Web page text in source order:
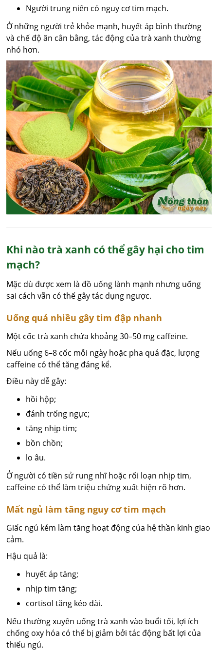
Người trung niên có nguy cơ tim mạch.
Ở những người trẻ khỏe mạnh, huyết áp bình thường
và chế độ ăn cân bằng, tác động của trà xanh thường
nhỏ hơn.
Khi nào trà xanh có thể gây hại cho tim
mạch?
Mặc dù được xem là đồ uống lành mạnh nhưng uống
sai cách vẫn có thể gây tác dụng ngược.
Uống quá nhiều gây tim đập nhanh
Một cốc trà xanh chứa khoảng 30–50 mg caffeine.
Nếu uống 6–8 cốc mỗi ngày hoặc pha quá đặc, lượng
caffeine có thể tăng đáng kể.
Điều này dễ gây:
hồi hộp;
đánh trống ngực;
tăng nhịp tim;
bồn chồn;
lo âu.
Ở người có tiền sử rung nhĩ hoặc rối loạn nhịp tim,
caffeine có thể làm triệu chứng xuất hiện rõ hơn.
Mất ngủ làm tăng nguy cơ tim mạch
Giấc ngủ kém làm tăng hoạt động của hệ thần kinh giao
cảm.
Hậu quả là:
huyết áp tăng;
nhịp tim tăng;
cortisol tăng kéo dài.
Nếu thường xuyên uống trà xanh vào buổi tối, lợi ích
chống oxy hóa có thể bị giảm bởi tác động bất lợi của
thiếu ngủ.